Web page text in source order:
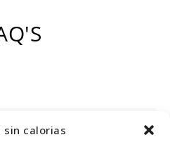
sin calorias
la cuota de